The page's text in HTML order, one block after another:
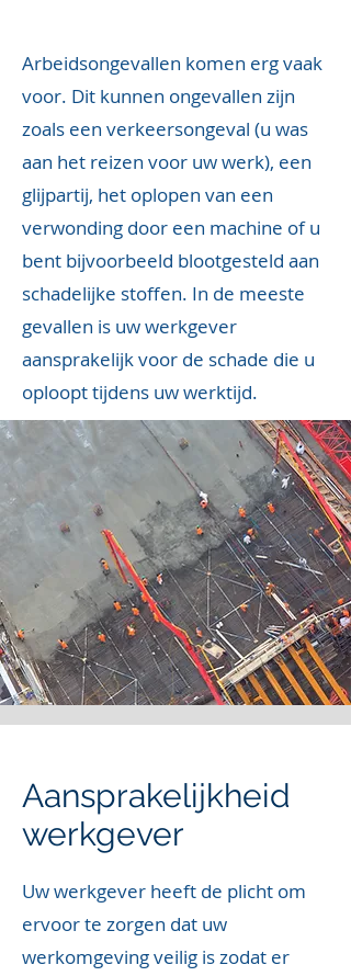
Arbeidsongevallen komen erg vaak
voor. Dit kunnen ongevallen zijn
zoals een verkeersongeval (u was
aan het reizen voor uw werk), een
glijpartij, het oplopen van een
verwonding door een machine of u
bent bijvoorbeeld blootgesteld aan
schadelijke stoffen. In de meeste
gevallen is uw werkgever
aansprakelijk voor de schade die u
oploopt tijdens uw werktijd.
Aansprakelijkheid
werkgever
Uw werkgever heeft de plicht om
ervoor te zorgen dat uw
werkomgeving veilig is zodat er